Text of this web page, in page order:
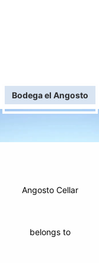
Bodega el Angosto
Angosto Cellar
belongs to